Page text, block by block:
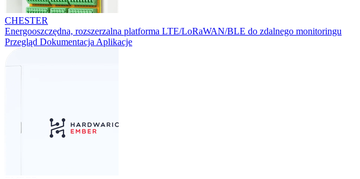
CHESTER
Energooszczędna, rozszerzalna platforma LTE/LoRaWAN/BLE do zdalnego monitoringu
Przegląd Dokumentacja Aplikacje